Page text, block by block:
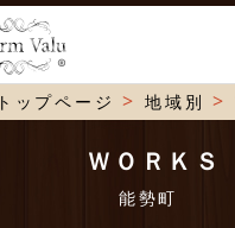
トップページ > 地域別 >
ＷＯＲＫＳ
能勢町